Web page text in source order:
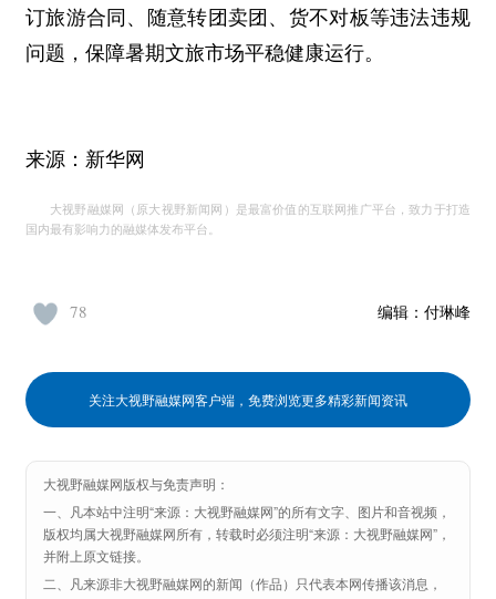
订旅游合同、随意转团卖团、货不对板等违法违规
问题，保障暑期文旅市场平稳健康运行。
来源：新华网
大视野融媒网（原大视野新闻网）是最富价值的互联网推广平台，致力于打造
国内最有影响力的融媒体发布平台。
编辑： 付琳峰
78
关注大视野融媒网客户端，免费浏览更多精彩新闻资讯
大视野融媒网版权与免责声明：
一、凡本站中注明“来源：大视野融媒网”的所有文字、图片和音视频，
版权均属大视野融媒网所有，转载时必须注明“来源：大视野融媒网”，
并附上原文链接。
二、凡来源非大视野融媒网的新闻（作品）只代表本网传播该消息，